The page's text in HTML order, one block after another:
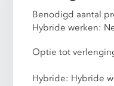
Benodigd aantal
Hybride werken:
Optie tot
Hybride: Hybride